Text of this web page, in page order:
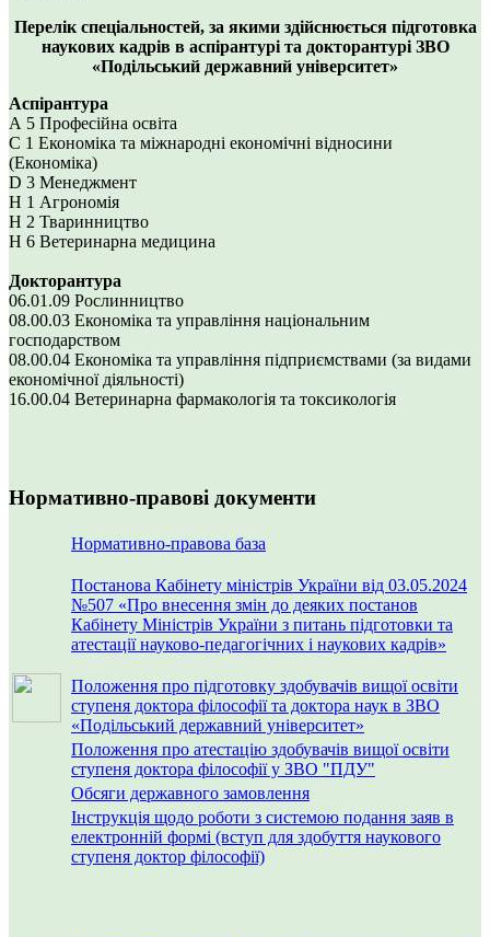
Перелік спеціальностей, за якими здійснюється підготовка
наукових кадрів в аспірантуріта докторантурі ЗВО
«Подільський державний університет»
Аспірантура
А 5 Професійна освіта
С 1 Економіка та міжнародні економічні відносини
(Економіка)
D 3 Менеджмент
Н 1 Агрономія
Н 2 Тваринництво
Н 6 Ветеринарна медицина
Докторантура
06.01.09 Рослинництво
08.00.03 Економіка та управління національним
господарством
08.00.04 Економіка та управління підприємствами (за видами
економічної діяльності)
16.00.04 Ветеринарна фармакологія та токсикологія
Нормативно-правові документи
Нормативно-правова база
Постанова Кабінету міністрів України від 03.05.2024
№507 «Про внесення змін до деяких постанов
Кабінету Міністрів України з питань підготовки та
атестації науково-педагогічних і наукових кадрів»
Положення про підготовку здобувачів вищої освіти
ступеня доктора філософії та доктора наук в ЗВО
«Подільський державний університет»
Положення про атестацію здобувачів вищої освіти
ступеня доктора філософії у ЗВО "ПДУ"
Обсяги державного замовлення
Інструкція щодо роботи з системою подання заяв в
електронній формі (вступ для здобуття наукового
ступеня доктор філософії)